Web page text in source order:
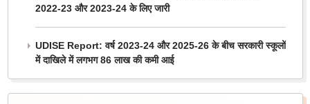
2022-23 और 2023-24 के लिए जारी
UDISE Report: वर्ष 2023-24 और 2025-26 के बीच सरकारी स्कूलों
में दाखिले में लगभग 86 लाख की कमी आई